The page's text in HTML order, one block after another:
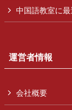
中国語教室に
運営者情報
会社概要